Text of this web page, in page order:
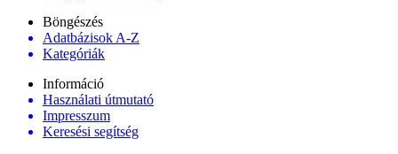
Böngészés
Adatbázisok A-Z
Kategóriák
Információ
Használati útmutató
Impresszum
Keresési segítség